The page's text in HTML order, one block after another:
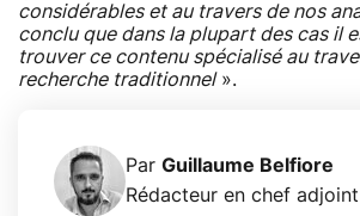
considérables et au travers de nos
conclu que dans la plupart des cas il
trouver ce contenu spécialisé au
recherche traditionnel».
Par Guillaume Belfiore
Rédacteur en chef adjoint